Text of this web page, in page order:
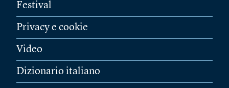
Festival
Privacy e cookie
Video
Dizionario italiano